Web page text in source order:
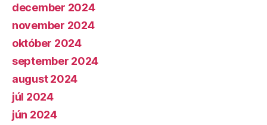
december 2024
november 2024
október 2024
september 2024
august 2024
júl 2024
jún 2024